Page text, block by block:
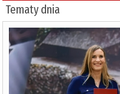
Tematy dnia